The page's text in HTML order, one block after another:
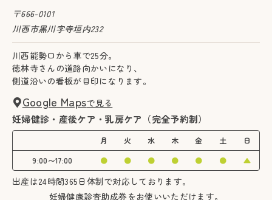
〒666-0101
川西市黒川字寺垣内232
川西能勢口から車で25分。
徳林寺さんの道路向かいになり、
側道沿いの看板が目印になります。
Google Mapsで見る
妊婦健診・産後ケア・乳房ケア（完全予約制）
月 火 水 木 金 土
日
9:00〜17:00
● ● ● ● ● ● ▲
出産は24時間365日体制で対応しております。
妊婦健康診査助成券をお使いいただけます。
妊婦健康診査助成券をお使いいただけます。
見学も承っております。お気軽にお問い合わせください。
フォームからお問い合わせはこちら
お問い合わせフォーム
090-6669-7779